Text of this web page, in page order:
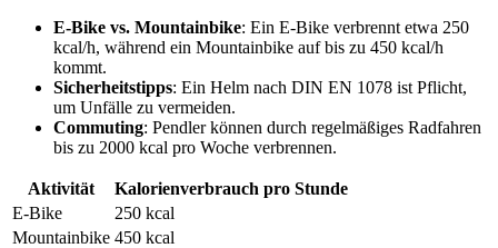
E-Bike vs. Mountainbike: Ein E-Bike verbrennt etwa 250
kcal/h, während ein Mountainbike auf bis zu 450 kcal/h
kommt.
Sicherheitstipps: Ein Helm nach DIN EN 1078 ist Pflicht,
um Unfälle zu vermeiden.
Commuting: Pendler können durch regelmäßiges Radfahren
bis zu 2000 kcal pro Woche verbrennen.
Aktivität
Kalorienverbrauch pro Stunde
E-Bike
250 kcal
Mountainbike 450 kcal